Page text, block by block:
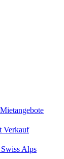
Verkauf
Alps